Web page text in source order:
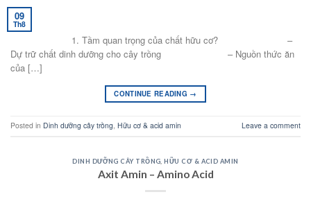
09
Th8
1. Tầm quan trọng của chất hữu cơ? –
Dự trữ chất dinh dưỡng cho cây trồng – Nguồn thức ăn
của […]
CONTINUE READING →
Posted in Dinh dưỡng cây trồng, Hữu cơ & acid amin Leave a comment
DINH DƯỠNG CÂY TRỒNG ,HỮU CƠ & ACID AMIN
Axit Amin – Amino Acid